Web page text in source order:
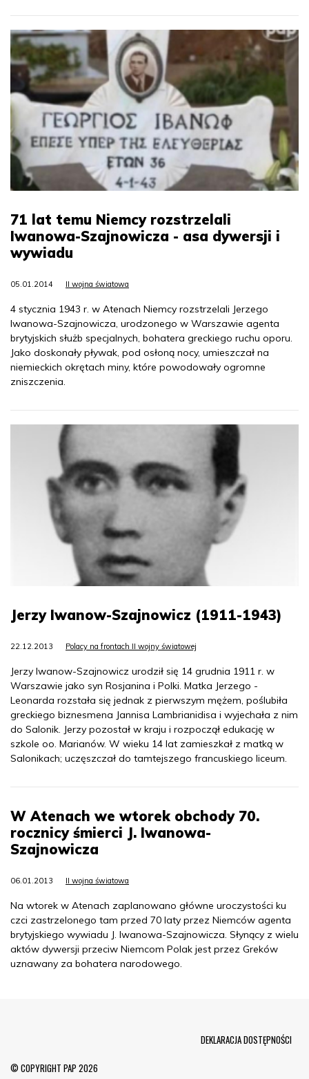
71 lat temu Niemcy rozstrzelali
Iwanowa-Szajnowicza - asa dywersji i
wywiadu
05.01.2014 II wojna światowa
4 stycznia 1943 r. w Atenach Niemcy rozstrzelali Jerzego
Iwanowa-Szajnowicza, urodzonego w Warszawie agenta
brytyjskich służb specjalnych, bohatera greckiego ruchu oporu.
Jako doskonały pływak, pod osłoną nocy, umieszczał na
niemieckich okrętach miny, które powodowały ogromne
zniszczenia.
Jerzy Iwanow-Szajnowicz (1911-1943)
22.12.2013 Polacy na frontach II wojny światowej
Jerzy Iwanow-Szajnowicz urodził się 14 grudnia 1911 r. w
Warszawie jako syn Rosjanina i Polki. Matka Jerzego -
Leonarda rozstała się jednak z pierwszym mężem, poślubiła
greckiego biznesmena Jannisa Lambrianidisa i wyjechała z nim
do Salonik. Jerzy pozostał w kraju i rozpoczął edukację w
szkole oo. Marianów. W wieku 14 lat zamieszkał z matką w
Salonikach; uczęszczał do tamtejszego francuskiego liceum.
W Atenach we wtorek obchody 70.
rocznicy śmierci J. Iwanowa-
Szajnowicza
06.01.2013 II wojna światowa
Na wtorek w Atenach zaplanowano główne uroczystości ku
czci zastrzelonego tam przed 70 laty przez Niemców agenta
brytyjskiego wywiadu J. Iwanowa-Szajnowicza. Słynący z wielu
aktów dywersji przeciw Niemcom Polak jest przez Greków
uznawany za bohatera narodowego.
© COPYRIGHT PAP 2026
DEKLARACJA DOSTĘPNOŚCI